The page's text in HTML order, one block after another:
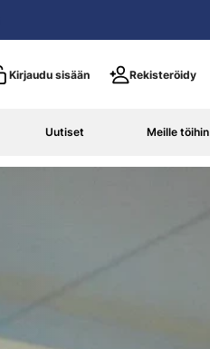
Kirjaudu sisään Rekisteröidy
Uutiset Meille töihin